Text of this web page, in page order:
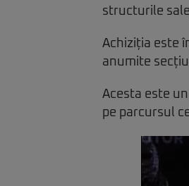
structurile
Achiziția este
anumite
Acesta este
pe parcursul